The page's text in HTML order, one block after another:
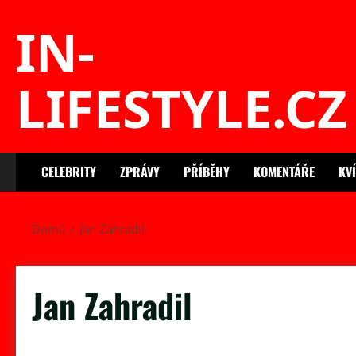
IN-
LIFESTYLE.CZ
CELEBRITY ZPRÁVY PŘÍBĚHY KOMENTÁŘE
Domů Jan Zahradil
Jan Zahradil